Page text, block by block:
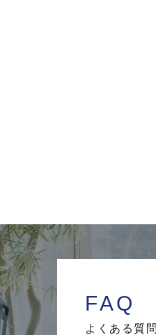
FAQ
よくある質問